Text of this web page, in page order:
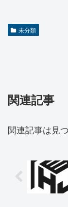
未分類
関連記事
関連記事は見